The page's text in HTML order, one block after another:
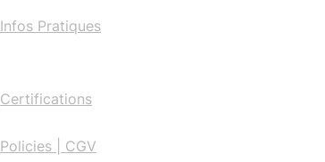
Infos Pratiques
Certifications
Policies | CGV